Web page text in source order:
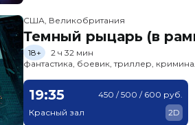
США, Великобритания
Темный рыцарь (в
18+
2 ч 32 мин
фантастика, боевик, триллер,
19:35
Красный зал
450 / 500 / 600 руб.
2D